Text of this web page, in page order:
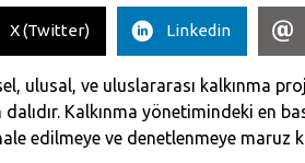
X (Twitter) Linkedin
ulusal, ve uluslararası kalkınma
Kalkınma yönetimindeki en
edilmeye ve denetlenmeye maruz